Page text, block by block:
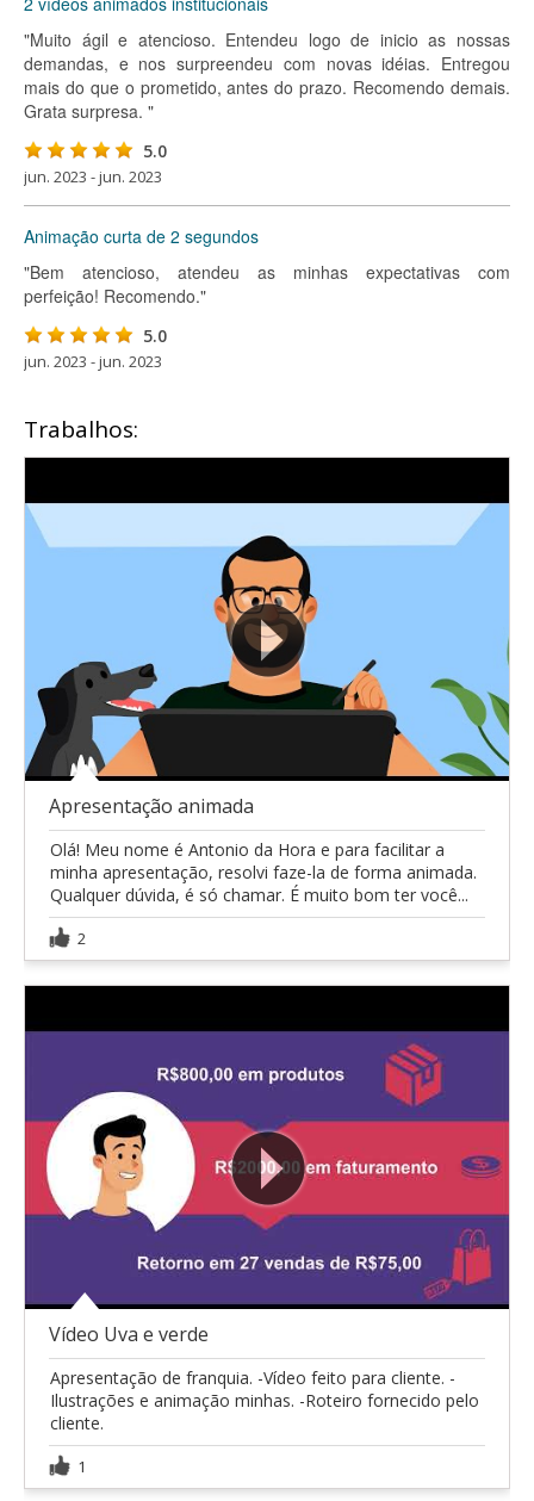
"Muito ágil e atencioso. Entendeu logo de inicio as nossas
demandas, e nos surpreendeu com novas idéias. Entregou
mais do que o prometido, antes do prazo. Recomendo demais.
Grata surpresa. "
5.0
jun. 2023 - jun. 2023
Animação curta de 2 segundos
"Bem atencioso, atendeu as minhas expectativas com
perfeição! Recomendo."
5.0
jun. 2023 - jun. 2023
Trabalhos:
Apresentação animada
Olá! Meu nome é Antonio da Hora e para facilitar a
minha apresentação, resolvi faze-la de forma animada.
Qualquer dúvida, é só chamar. É muito bom ter você...
2
Vídeo Uva e verde
Apresentação de franquia. -Vídeo feito para cliente. -
Ilustrações e animação minhas. -Roteiro fornecido pelo
cliente.
1